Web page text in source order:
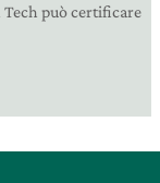
Tech può certificare